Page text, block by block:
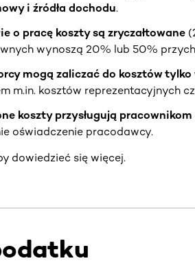
i źródła dochodu.
o pracę koszty są zryczałtowane
wynoszą 20% lub 50%
mogą zaliczać do kosztów
m.in. kosztów reprezentacyjnych
koszty przysługują
oświadczenie pracodawcy.
dowiedzieć się więcej.